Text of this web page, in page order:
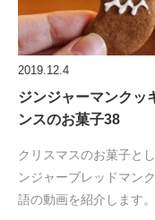
2019.12.4
ジンジャーマンクッ
ンスのお菓子38
クリスマスのお菓子と
ンジャーブレッドマン
語の動画を紹介します